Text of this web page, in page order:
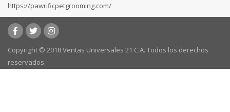
https://pawrificpetgrooming.com/
Copyright © 2018 Ventas Universales 21 C.A. Todos los derechos
reservados.